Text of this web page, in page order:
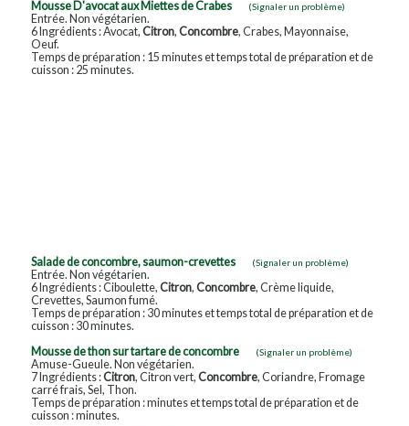
Mousse D'avocat aux Miettes de Crabes
(Signaler un problème)
Entrée. Non végétarien.
6 Ingrédients : Avocat, Citron, Concombre, Crabes, Mayonnaise,
Oeuf.
Temps de préparation : 15 minutes et temps total de préparation et de
cuisson : 25 minutes.
Salade de concombre, saumon-crevettes (Signaler un problème)
Entrée. Non végétarien.
6 Ingrédients : Ciboulette, Citron, Concombre, Crème liquide,
Crevettes, Saumon fumé.
Temps de préparation : 30 minutes et temps total de préparation et de
cuisson : 30 minutes.
Mousse de thon sur tartare de concombre
(Signaler un problème)
Amuse-Gueule. Non végétarien.
7 Ingrédients :Citron, Citron vert, Concombre, Coriandre, Fromage
carré frais, Sel, Thon.
Temps de préparation : minutes et temps total de préparation et de
cuisson : minutes.